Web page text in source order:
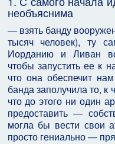
необъяснима
— взять банду
тысяч человек), ту
Иорданию и Ливан
чтобы запустить ее к
что она обеспечит
банда заполучила то, к
что до этого ни один
предоставить —
могла бы вести свои
просто гениально —